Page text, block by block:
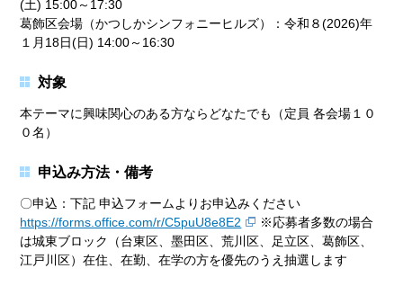
(土) 15:00～17:30
葛飾区会場（かつしかシンフォニーヒルズ）：令和８(2026)年
１月18日(日) 14:00～16:30
対象
本テーマに興味関心のある方ならどなたでも（定員 各会場１０
０名）
申込み方法・備考
〇申込：下記 申込フォームよりお申込みください
https://forms.office.com/r/C5puU8e8E2
※応募者多数の場合
は城東ブロック（台東区、墨田区、荒川区、足立区、葛飾区、
江戸川区）在住、在勤、在学の方を優先のうえ抽選します